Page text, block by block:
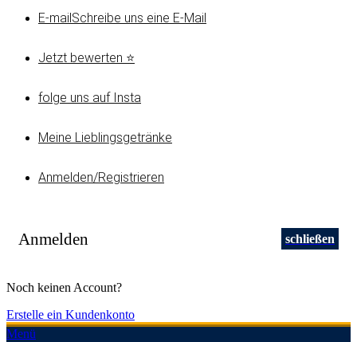
E-mailSchreibe uns eine E-Mail
Jetzt bewerten ⭐
folge uns auf Insta
Meine Lieblingsgetränke
Anmelden/Registrieren
Anmelden schließen
Noch keinen Account?
Erstelle ein Kundenkonto
Menü